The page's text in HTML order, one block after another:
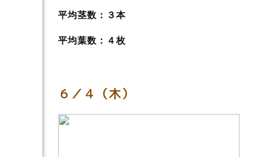
平均茎数：３本
平均葉数：４枚
６／４（木）